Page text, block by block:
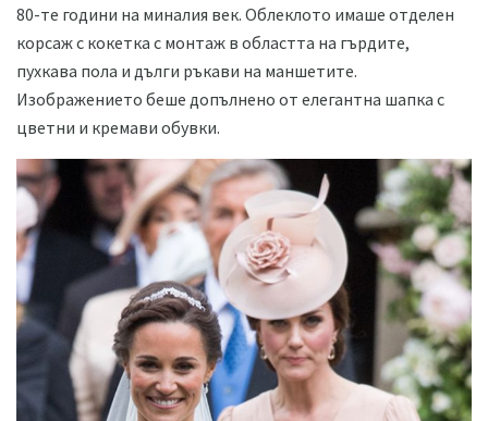
80-те години на миналия век. Облеклото имаше отделен
корсаж с кокетка с монтаж в областта на гърдите,
пухкава пола и дълги ръкави на маншетите.
Изображението беше допълнено от елегантна шапка с
цветни и кремави обувки.